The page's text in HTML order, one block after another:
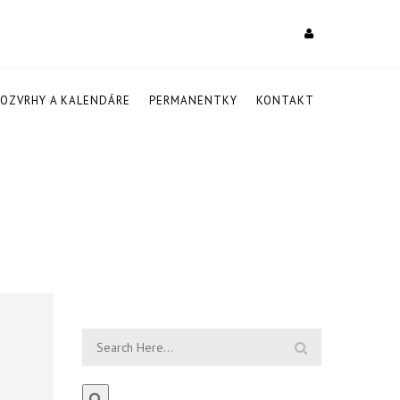
A KALENDÁRE PERMANENTKY KONTAKT